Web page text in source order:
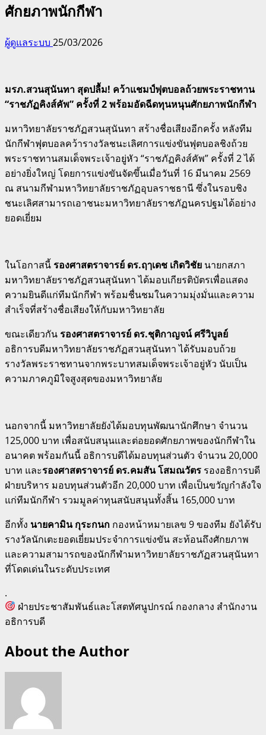
ศักยภาพนักกีฬา
ผู้ดูแลระบบ 25/03/2026
มรภ.สวนสุนันทา สุดปลื้ม! คว้าแชมป์ฟุตบอลถ้วยพระราชทาน
“ราชภัฏคิงส์คัพ” ครั้งที่ 2 พร้อมอัดฉีดทุนหนุนศักยภาพนักกีฬา
มหาวิทยาลัยราชภัฏสวนสุนันทา สร้างชื่อเสียงอีกครั้ง หลังทีม
นักกีฬาฟุตบอลคว้ารางวัลชนะเลิศการแข่งขันฟุตบอลชิงถ้วย
พระราชทานสมเด็จพระเจ้าอยู่หัว “ราชภัฏคิงส์คัพ” ครั้งที่ 2 ได้
อย่างยิ่งใหญ่ โดยการแข่งขันจัดขึ้นเมื่อวันที่ 16 มีนาคม 2569
ณ สนามกีฬามหาวิทยาลัยราชภัฏอุบลราชธานี ซึ่งในรอบชิง
ชนะเลิศสามารถเอาชนะมหาวิทยาลัยราชภัฏนครปฐมได้อย่าง
ยอดเยี่ยม
ในโอกาสนี้ รองศาสตราจารย์ ดร.ฤๅเดช เกิดวิชัย นายกสภา
มหาวิทยาลัยราชภัฏสวนสุนันทา ได้มอบเกียรติบัตรเพื่อแสดง
ความยินดีแก่ทีมนักกีฬา พร้อมชื่นชมในความมุ่งมั่นและความ
สำเร็จที่สร้างชื่อเสียงให้กับมหาวิทยาลัย
ขณะเดียวกัน รองศาสตราจารย์ ดร.ชุติกาญจน์ ศรีวิบูลย์
อธิการบดีมหาวิทยาลัยราชภัฏสวนสุนันทา ได้รับมอบถ้วย
รางวัลพระราชทานจากพระบาทสมเด็จพระเจ้าอยู่หัว นับเป็น
ความภาคภูมิใจสูงสุดของมหาวิทยาลัย
นอกจากนี้ มหาวิทยาลัยยังได้มอบทุนพัฒนานักศึกษา จำนวน
125,000 บาท เพื่อสนับสนุนและต่อยอดศักยภาพของนักกีฬาใน
อนาคต พร้อมกันนี้ อธิการบดีได้มอบทุนส่วนตัว จำนวน 20,000
บาท และรองศาสตราจารย์ ดร.คมสัน โสมณวัตร รองอธิการบดี
ฝ่ายบริหาร มอบทุนส่วนตัวอีก 20,000 บาท เพื่อเป็นขวัญกำลังใจ
แก่ทีมนักกีฬา รวมมูลค่าทุนสนับสนุนทั้งสิ้น 165,000 บาท
อีกทั้ง นายคามิน กุระกนก กองหน้าหมายเลข 9 ของทีม ยังได้รับ
รางวัลนักเตะยอดเยี่ยมประจำการแข่งขัน สะท้อนถึงศักยภาพ
และความสามารถของนักกีฬามหาวิทยาลัยราชภัฏสวนสุนันทา
ที่โดดเด่นในระดับประเทศ
.
ฝ่ายประชาสัมพันธ์และโสตทัศนูปกรณ์ กองกลาง สำนักงาน
อธิการบดี
About the Author